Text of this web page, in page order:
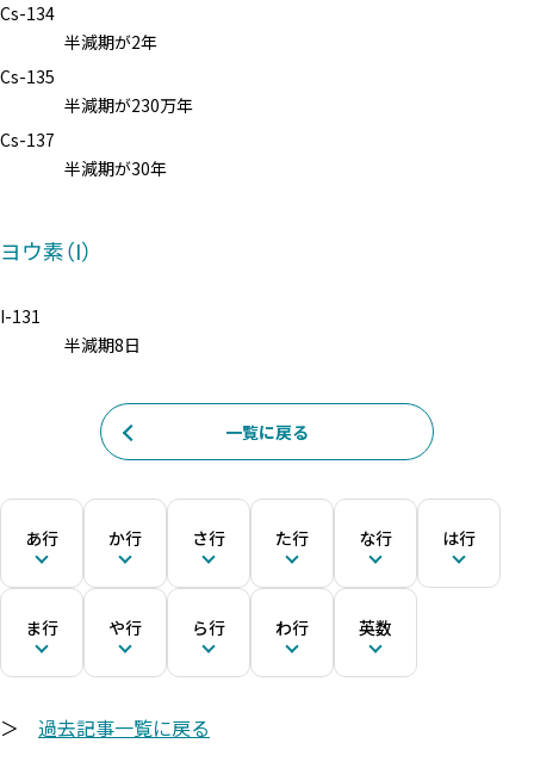
Cs-134
半減期が2年
Cs-135
半減期が230万年
Cs-137
半減期が30年
ヨウ素（I）
I-131
半減期8日
一覧に戻る
あ行 か行 さ行 た行 な行 は行
ま行 や行 ら行 わ行 英数
＞ 過去記事一覧に戻る